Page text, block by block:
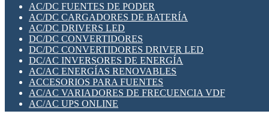
SWITCH Y MICROSWITCH
TARJETAS PI
UNIÓN Y DERIVACIÓN DE CABLE
PLACAS MODULARES IOT
SWITCHES Y REDES WIFI
SOLUCIONES IOT
SOLUCIONES LORAWAN
SOLUCIONES RED CELULAR
SEGURIDAD PARA REDES
SWITCHES LAN
TELEFONÍA IP (VOIP)
VIGILANCIA IP (CCTV)
MESHTASTIC
AC/DC FUENTES DE PODER
AC/DC CARGADORES DE BATERÍA
AC/DC DRIVERS LED
DC/DC CONVERTIDORES
DC/DC CONVERTIDORES DRIVER LED
DC/AC INVERSORES DE ENERGÍA
AC/AC ENERGÍAS RENOVABLES
ACCESORIOS PARA FUENTES
AC/AC VARIADORES DE FRECUENCIA VDF
AC/AC UPS ONLINE